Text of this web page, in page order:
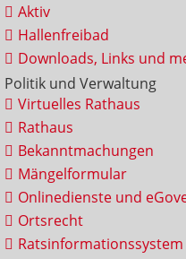
Aktiv
Hallenfreibad
Downloads, Links und
Politik und Verwaltung
Virtuelles Rathaus
Rathaus
Bekanntmachungen
Mängelformular
Onlinedienste und
Ortsrecht
Ratsinformationssystem